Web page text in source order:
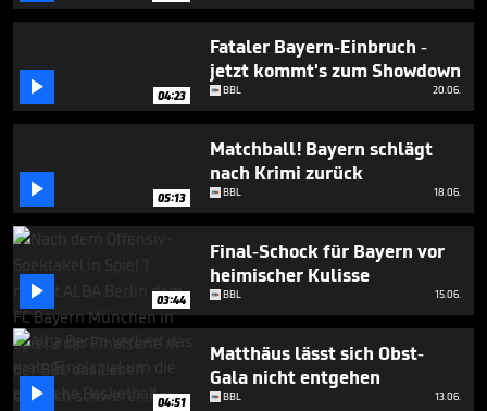
minutes,
29
 04:23
Fataler Bayern-Einbruch -
jetzt kommt's zum Showdown
BBL 20.06.
 05:13
Matchball! Bayern schlägt
nach Krimi zurück
BBL 18.06.
 03:44
Final-Schock für Bayern vor
heimischer Kulisse
BBL 15.06.
 04:51
Matthäus lässt sich Obst-
Gala nicht entgehen
BBL 13.06.